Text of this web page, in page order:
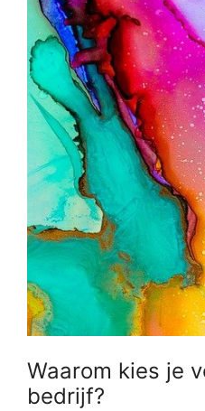
Waarom kies je
bedrijf?